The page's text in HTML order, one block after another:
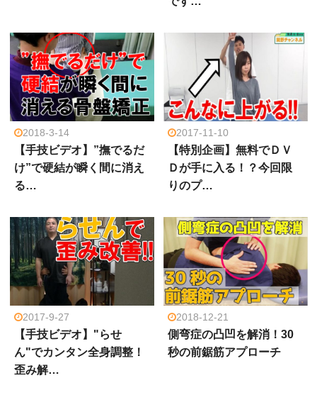
2018-3-14
【手技ビデオ】”撫でるだ
け”で硬結が瞬く間に消え
る…
2017-11-10
【特別企画】無料でＤＶ
Ｄが手に入る！？今回限
りのプ…
2017-9-27
【手技ビデオ】"らせ
ん"でカンタン全身調整！
歪み解…
2018-12-21
側弯症の凸凹を解消！30
秒の前鋸筋アプローチ